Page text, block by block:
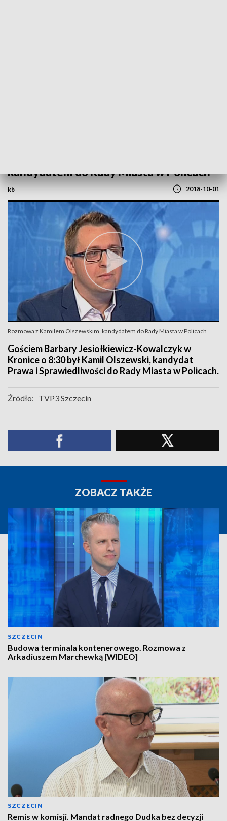
kandydatem do Rady Miasta w Policach
kb 2018-10-01
Rozmowa z Kamilem Olszewskim, kandydatem do Rady Miasta w Policach
Gościem Barbary Jesiołkiewicz-Kowalczyk w
Kronice o 8:30 był Kamil Olszewski, kandydat
Prawa i Sprawiedliwości do Rady Miasta w Policach.
Źródło: TVP3 Szczecin
ZOBACZ TAKŻE
SZCZECIN
Budowa terminala kontenerowego. Rozmowa z
Arkadiuszem Marchewką [WIDEO]
SZCZECIN
Remis w komisji. Mandat radnego Dudka bez decyzji